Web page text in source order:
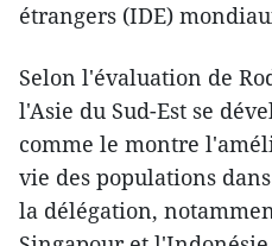
étrangers (IDE)
Selon l'évaluation de
l'Asie du Sud-Est se
comme le montre
vie des populations
la délégation,